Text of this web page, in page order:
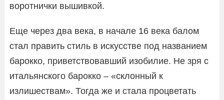
воротнички вышивкой.
Еще через два века, в начале 16 века балом
стал править стиль в искусстве под названием
барокко, приветствовавший изобилие. Не зря с
итальянского барокко – «склонный к
излишествам». Тогда же и стала процветать